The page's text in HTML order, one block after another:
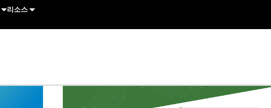
리소스